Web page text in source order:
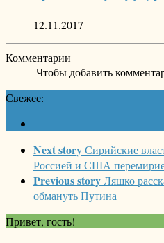
12.11.2017
Комментарии
Чтобы добавить
Свежее:
Next storyСирийские
Россией и США
Previous storyЛяшко
обмануть Путина
Привет, гость!